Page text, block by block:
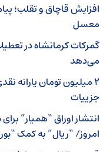
افزایش قاچاق و تقلب؛
معسل
گمرکات کرمانشاه در
می‌دهد
۲ میلیون تومان یارانه
جزییات
انتشار اوراق “همیار”
امروز/ “ریال” به کمک